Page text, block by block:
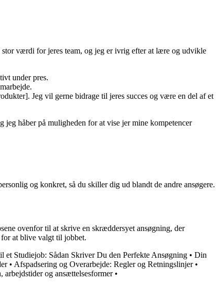
værdi for jeres team, og jeg er ivrig efter at lære og udvikle
under pres.
Jeg vil gerne bidrage til jeres succes og være en del af et
håber på muligheden for at vise jer mine kompetencer
og konkret, så du skiller dig ud blandt de andre ansøgere.
ovenfor til at skrive en skræddersyet ansøgning, der
at blive valgt til jobbet.
et Studiejob: Sådan Skriver Du den Perfekte Ansøgning • Din
• Afspadsering og Overarbejde: Regler og Retningslinjer•
og ansættelsesformer•